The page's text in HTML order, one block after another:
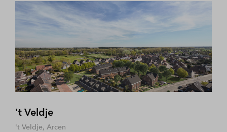
't Veldje
't Veldje, Arcen